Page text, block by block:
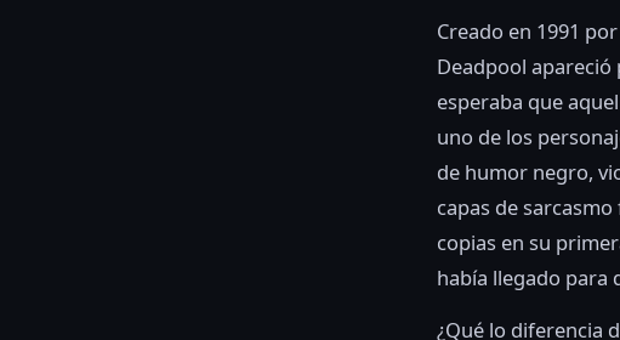
Creado en 1991
Deadpool
esperaba que
uno de los
de humor negro,
capas de
copias en su
había llegado para
¿Qué lo diferencia